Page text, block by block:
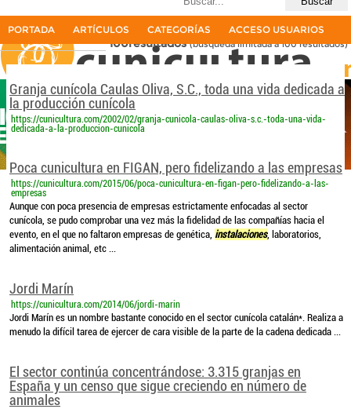
La primera revista del sector cunícola en español
PORTADA ARTÍCULOS CATEGORÍAS ACCESO USUARIOS
instalaciones de un rastro cunicola
100resultados(búsqueda limitada a 100 resultados)
Granja cunícola Caulas Oliva, S.C., toda una vida dedicada a
la producción cunícola
https://cunicultura.com/2002/02/granja-cunicola-caulas-oliva-s.c.-toda-una-vida-
dedicada-a-la-produccion-cunicola
Poca cunicultura en FIGAN, pero fidelizando a las empresas
https://cunicultura.com/2015/06/poca-cunicultura-en-figan-pero-fidelizando-a-las-
empresas
Aunque con poca presencia de empresas estrictamente enfocadas al sector
cunícola, se pudo comprobar una vez más la fidelidad de las compañías hacia el
evento, en el que no faltaron empresas de genética, instalaciones, laboratorios,
alimentación animal, etc ...
Jordi Marín
https://cunicultura.com/2014/06/jordi-marin
Jordi Marín es un nombre bastante conocido en el sector cunícola catalán*. Realiza a
menudo la difícil tarea de ejercer de cara visible de la parte de la cadena dedicada ...
El sector continúa concentrándose: 3.315 granjas en
España y un censo que sigue creciendo en número de
animales